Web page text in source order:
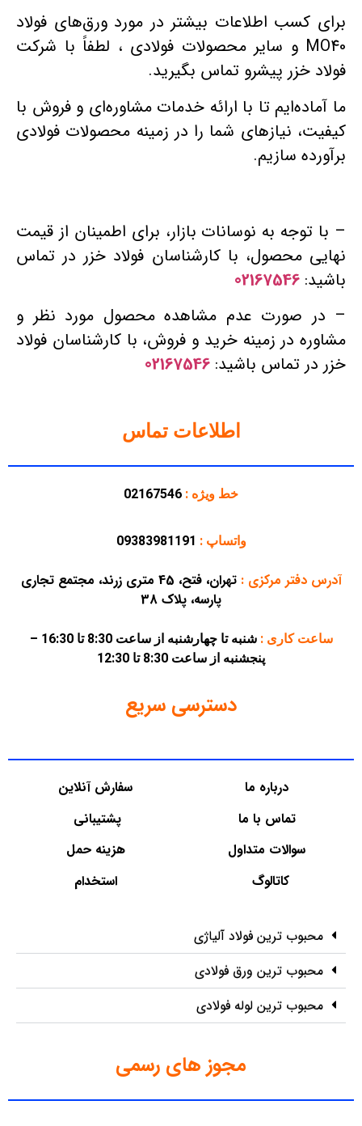
برای کسب اطلاعات بیشتر در مورد ورق‌های فولاد
MO40 و سایر محصولات فولادی ، لطفاً با شرکت
فولاد خزر پیشرو تماس بگیرید.
ما آماده‌ایم تا با ارائه خدمات مشاوره‌ای و فروش با
کیفیت، نیازهای شما را در زمینه محصولات فولادی
برآورده سازیم.
– با توجه به نوسانات بازار، برای اطمینان از قیمت
نهایی محصول، با کارشناسان فولاد خزر در تماس
باشید: 02167546
– در صورت عدم مشاهده محصول مورد نظر و
مشاوره در زمینه خرید و فروش، با کارشناسان فولاد
خزر در تماس باشید: 02167546
اطلاعات تماس
خط ویژه : 02167546
واتساپ : 09383981191
آدرس دفتر مرکزی:
تهران، فتح، 45 متری زرند، مجتمع تجاری
پارسه، پلاک 38
ساعت کاری :
شنبه تا چهارشنبه از ساعت 8:30 تا 16:30 –
پنجشنبه از ساعت 8:30 تا 12:30
دسترسی سریع
درباره ما
تماس با ما
سوالات متداول
کاتالوگ
سفارش آنلاین
پشتیبانی
هزینه حمل
استخدام
محبوب ترین فولاد آلیاژی
محبوب ترین ورق فولادی
محبوب ترین لوله فولادی
مجوز های رسمی